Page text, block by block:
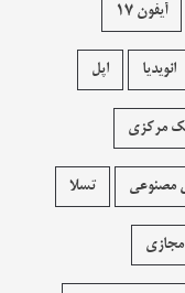
آیفون 17
انویدیا اپل
مرکزی
مصنوعی تسلا